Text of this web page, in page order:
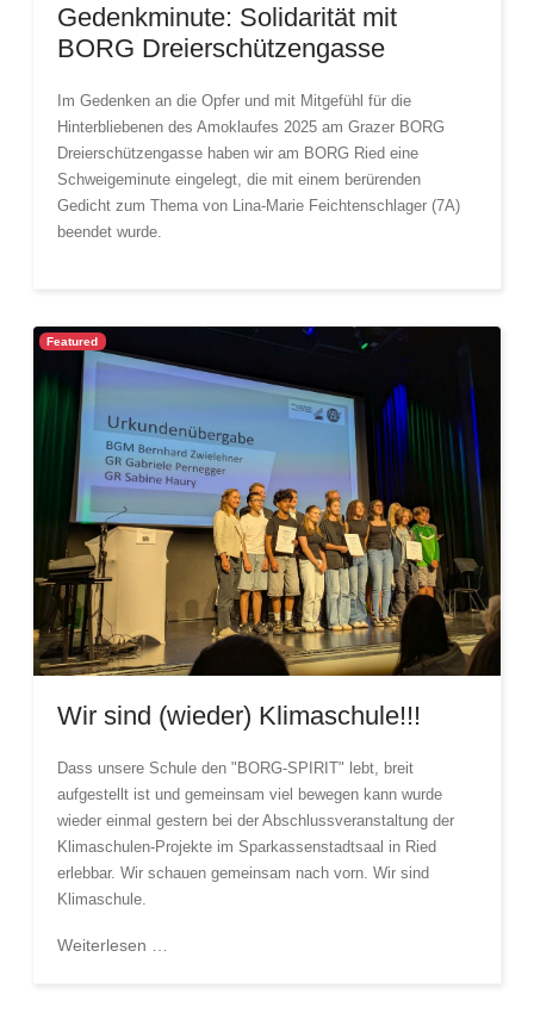
Gedenkminute: Solidarität mit
BORG Dreierschützengasse
Im Gedenken an die Opfer und mit Mitgefühl für die
Hinterbliebenen des Amoklaufes 2025 am Grazer BORG
Dreierschützengasse haben wir am BORG Ried eine
Schweigeminute eingelegt, die mit einem berürenden
Gedicht zum Thema von Lina-Marie Feichtenschlager (7A)
beendet wurde.
Featured
Wir sind (wieder) Klimaschule!!!
Dass unsere Schule den "BORG-SPIRIT" lebt, breit
aufgestellt ist und gemeinsam viel bewegen kann wurde
wieder einmal gestern bei der Abschlussveranstaltung der
Klimaschulen-Projekte im Sparkassenstadtsaal in Ried
erlebbar. Wir schauen gemeinsam nach vorn. Wir sind
Klimaschule.
Weiterlesen …